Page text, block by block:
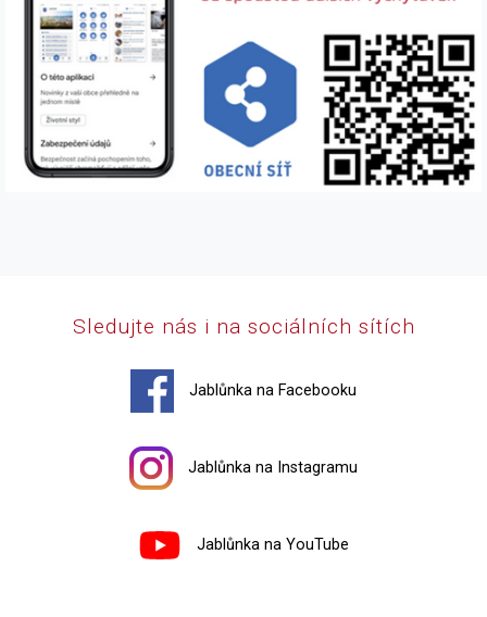
Sledujte nás i na sociálních sítích
Jablůnka na Facebooku
Jablůnka na Instagramu
Jablůnka na YouTube